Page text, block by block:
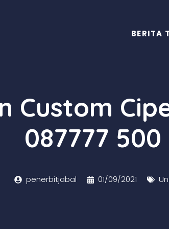
BERITA
Custom
087777 500
penerbitjabal 01/09/2021